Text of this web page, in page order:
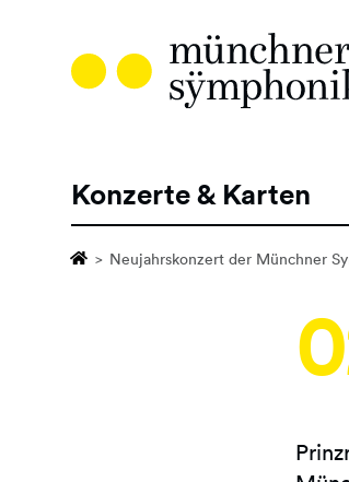
Konzerte & Karten
Neujahrskonzert der Münchner